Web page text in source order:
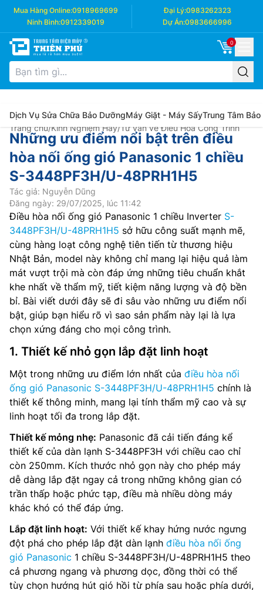
Mua Hàng Online:0918969699 Đại Lý:0983262323
Ninh Bình:0912339019 Dự Án:0983666996
0
Dịch Vụ Sửa Chữa Bảo DưỡngMáy Giặt - Máy SấyTrung Tâm Bảo
Trang chủ/Kinh Nghiệm Hay/Tư vấn về Điều Hòa Công Trình
Những ưu điểm nổi bật trên điều
hòa nối ống gió Panasonic 1 chiều
S-3448PF3H/U-48PRH1H5
Tác giả: Nguyễn Dũng
Đăng ngày: 29/07/2025, lúc 11:42
Điều hòa nối ống gió Panasonic 1 chiều Inverter S-
3448PF3H/U-48PRH1H5 sở hữu công suất mạnh mẽ,
cùng hàng loạt công nghệ tiên tiến từ thương hiệu
Nhật Bản, model này không chỉ mang lại hiệu quả làm
mát vượt trội mà còn đáp ứng những tiêu chuẩn khắt
khe nhất về thẩm mỹ, tiết kiệm năng lượng và độ bền
bỉ. Bài viết dưới đây sẽ đi sâu vào những ưu điểm nổi
bật, giúp bạn hiểu rõ vì sao sản phẩm này lại là lựa
chọn xứng đáng cho mọi công trình.
1. Thiết kế nhỏ gọn lắp đặt linh hoạt
Một trong những ưu điểm lớn nhất của điều hòa nối
ống gió Panasonic S-3448PF3H/U-48PRH1H5 chính là
thiết kế thông minh, mang lại tính thẩm mỹ cao và sự
linh hoạt tối đa trong lắp đặt.
Thiết kế mỏng nhẹ: Panasonic đã cải tiến đáng kể
thiết kế của dàn lạnh S-3448PF3H với chiều cao chỉ
còn 250mm. Kích thước nhỏ gọn này cho phép máy
dễ dàng lắp đặt ngay cả trong những không gian có
trần thấp hoặc phức tạp, điều mà nhiều dòng máy
khác khó có thể đáp ứng.
Lắp đặt linh hoạt: Với thiết kế khay hứng nước ngưng
đột phá cho phép lắp đặt dàn lạnh điều hòa nối ống
gió Panasonic 1 chiều S-3448PF3H/U-48PRH1H5 theo
cả phương ngang và phương dọc, đồng thời có thể
tùy chọn hướng hút gió hồi từ phía sau hoặc phía dưới,